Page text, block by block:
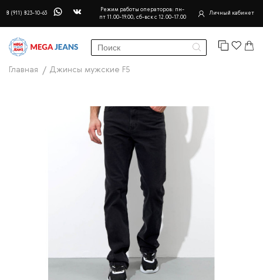
8 (911) 823-10-63
Режим работы операторов: пн-
пт 11.00-19.00, сб-вск с 12.00-17.00
Личный кабинет
Главная Джинсы мужские F5